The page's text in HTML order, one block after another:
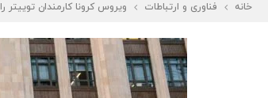
خانه فناوری و ارتباطات ویروس کرونا کارمندان توییتر